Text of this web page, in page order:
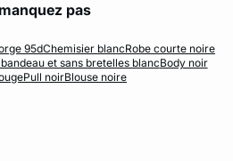
pas
95dChemisier blancRobe courte noire
et sans bretelles blancBody noir
Pull noirBlouse noire